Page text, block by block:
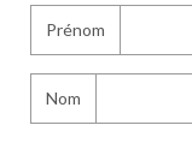
Prénom
Nom